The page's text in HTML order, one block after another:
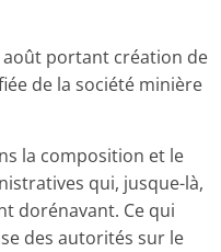
août portant création de
de la société minière
la composition et le
qui, jusque-là,
dorénavant. Ce qui
des autorités sur le